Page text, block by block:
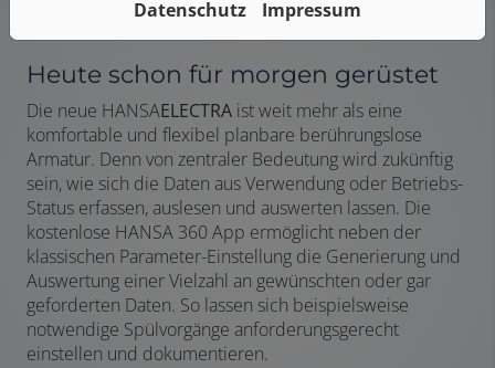
Heute schon für morgen gerüstet
Die neue HANSAELECTRA ist weit mehr als eine
komfortable und flexibel planbare berührungslose
Armatur. Denn von zentraler Bedeutung wird zukünftig
sein, wie sich die Daten aus Verwendung oder Betriebs-
Status erfassen, auslesen und auswerten lassen. Die
kostenlose HANSA 360 App ermöglicht neben der
klassischen Parameter-Einstellung die Generierung und
Auswertung einer Vielzahl an gewünschten oder gar
geforderten Daten. So lassen sich beispielsweise
notwendige Spülvorgänge anforderungsgerecht
einstellen und dokumentieren.
Datenschutz Impressum